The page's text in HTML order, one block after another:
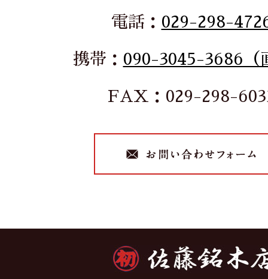
電話： 029-298-
携帯： 090-3045-3686（
FAX：029-298-